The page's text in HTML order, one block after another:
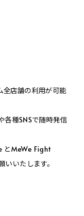
店舗の利用が可能
各種SNSで随時発信
とMeWe Fight
いたします。